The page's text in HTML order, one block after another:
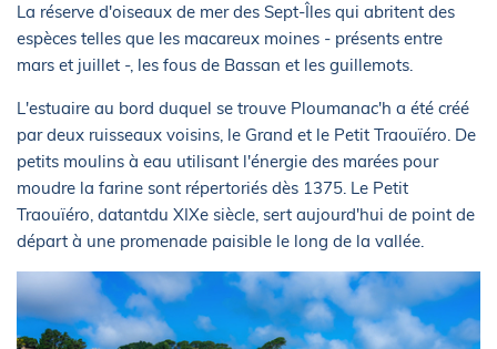
La réserve d'oiseaux de mer des Sept-Îles qui abritent des
espèces telles que les macareux moines - présents entre
mars et juillet -, les fous de Bassan et les guillemots.
L'estuaire au bord duquel se trouve Ploumanac'h a été créé
par deux ruisseaux voisins, le Grand et le Petit Traouïéro. De
petits moulins à eau utilisant l'énergie des marées pour
moudre la farine sont répertoriés dès 1375. Le Petit
Traouïéro, datantdu XIXe siècle, sert aujourd'hui de point de
départ à une promenade paisible le long de la vallée.